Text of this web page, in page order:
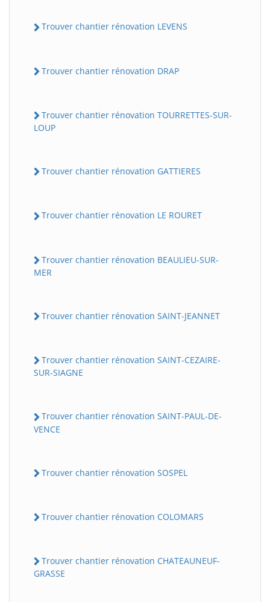
Trouver chantier rénovation LEVENS
Trouver chantier rénovation DRAP
Trouver chantier rénovation TOURRETTES-SUR-
LOUP
Trouver chantier rénovation GATTIERES
Trouver chantier rénovation LE ROURET
Trouver chantier rénovation BEAULIEU-SUR-
MER
Trouver chantier rénovation SAINT-JEANNET
Trouver chantier rénovation SAINT-CEZAIRE-
SUR-SIAGNE
Trouver chantier rénovation SAINT-PAUL-DE-
VENCE
Trouver chantier rénovation SOSPEL
Trouver chantier rénovation COLOMARS
Trouver chantier rénovation CHATEAUNEUF-
GRASSE